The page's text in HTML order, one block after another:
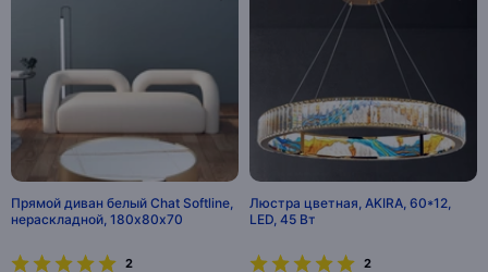
Прямой диван белый Chat Softline,
нераскладной, 180х80х70
2
Люстра цветная, AKIRA, 60*12,
LED, 45 Вт
2